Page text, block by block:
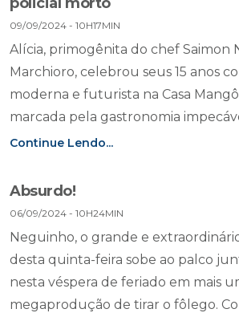
09/09/2024 - 10H17MIN
Alícia, primogênita do chef Saimon
Marchioro, celebrou seus 15 anos
moderna e futurista na Casa
marcada pela gastronomia
Continue Lendo...
Absurdo!
06/09/2024 - 10H24MIN
Neguinho, o grande e
desta quinta-feira sobe ao palco
nesta véspera de feriado em mais
megaprodução de tirar o fôlego.